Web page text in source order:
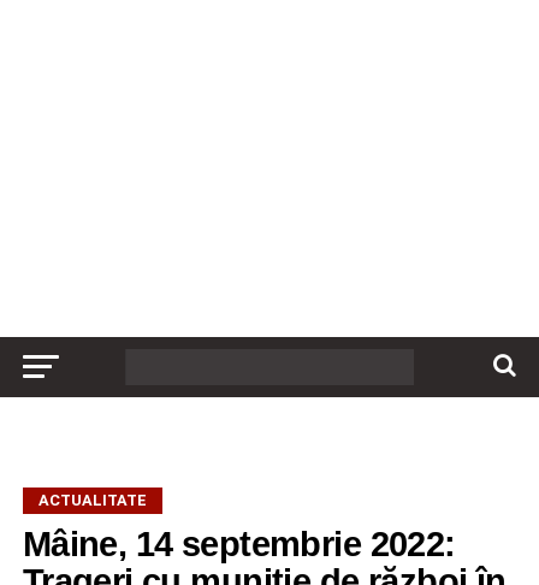
ACTUALITATE
Mâine, 14 septembrie 2022: